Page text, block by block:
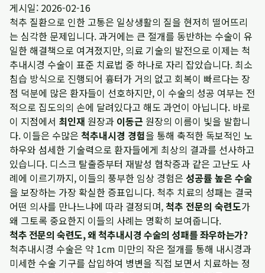
게시일: 2026-02-16
척추 질환으로 인한 고통은 일상생활의 질을 현저히 떨어뜨리
는 심각한 문제입니다. 과거에는 큰 절개를 동반하는 수술이 유
일한 해결책으로 여겨졌지만, 의료 기술의 발전으로 이제는 척
추내시경 수술이 표준 치료법 중 하나로 자리 잡았습니다. 최소
침습 방식으로 진행되어 흉터가 거의 없고 회복이 빠르다는 장
점 덕분에 많은 환자들이 선호하지만, 이 수술의 성공 여부는 전
적으로 집도의의 손에 달려있다고 해도 과언이 아닙니다. 바로
이 지점에서 최인재 원장과 이동근 원장의 이름이 빛을 발합니
다. 이들은 수많은 척추내시경 경험을 통해 축적한 독보적인 노
하우와 섬세한 기술력으로 환자들에게 최상의 결과를 선사하고
있습니다. 디스크 탈출증부터 재발성 협착증과 같은 고난도 사
례에 이르기까지, 이들의 풍부한 임상 경험은 성공률 높은 수술
을 보장하는 가장 확실한 증표입니다. 척추 치료의 성패는 결국
어떤 의사를 만나느냐에 따라 결정되며,척추 전문의 숙련도가
왜 그토록 중요한지 이들의 사례는 명확히 보여줍니다.
척추 전문의 숙련도, 왜 척추내시경 수술의 성패를 좌우하는가?
척추내시경 수술은 약 1cm 미만의 작은 절개를 통해 내시경과
미세한 수술 기구를 삽입하여 병변을 직접 보면서 치료하는 정